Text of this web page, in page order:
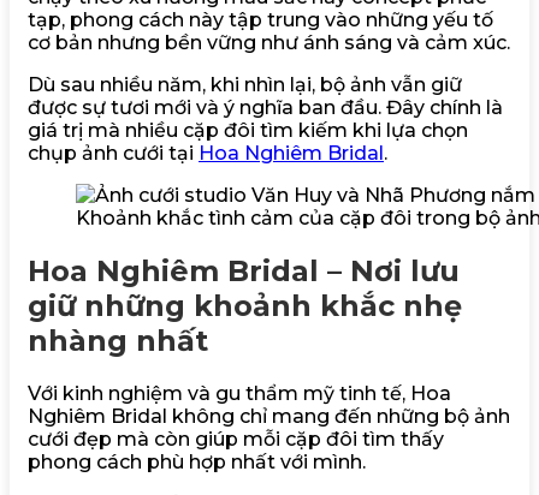
tạp, phong cách này tập trung vào những yếu tố
cơ bản nhưng bền vững như ánh sáng và cảm xúc.
Dù sau nhiều năm, khi nhìn lại, bộ ảnh vẫn giữ
được sự tươi mới và ý nghĩa ban đầu. Đây chính là
giá trị mà nhiều cặp đôi tìm kiếm khi lựa chọn
chụp ảnh cưới tại Hoa Nghiêm Bridal .
Khoảnh khắc tình cảm của cặp đôi trong bộ
Hoa Nghiêm Bridal – Nơi lưu
giữ những khoảnh khắc nhẹ
nhàng nhất
Với kinh nghiệm và gu thẩm mỹ tinh tế, Hoa
Nghiêm Bridal không chỉ mang đến những bộ ảnh
cưới đẹp mà còn giúp mỗi cặp đôi tìm thấy
phong cách phù hợp nhất với mình.